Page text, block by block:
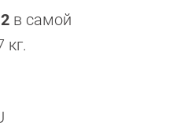
в самой
кг.